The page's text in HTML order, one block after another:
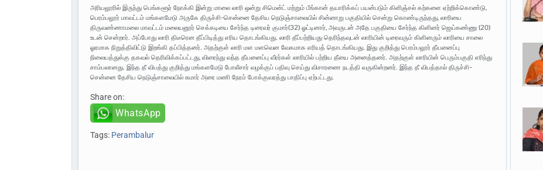
அரியலூரில் இருந்து பெங்களூர் நோக்கி இன்று மாலை லாரி ஒன்று சிமென்ட் மற்றும் பீங்கான் தயாரிக்கப் பயன்படும் கிளிஞ்சல் கற்களை ஏற்றிக்கொண்டு,
பெரம்பலூர் மாவட்டம் மங்களமேடு அருகே திருச்சி-சென்னை தேசிய நெடுஞ்சாலையில் சின்னாறு பகுதியில் சென்று கொண்டிருந்தது, லாரியை
திருவண்ணாமலை மாவட்டம் மலையனூர் செக்கடியை சேர்ந்த டிரைவர் குமார்(32) ஓட்டினார், அவருடன் அதே பகுதியை சேர்ந்த கிளினர் ஜெய்கண்ணு (20)
உடன் சென்றார். அப்போது லாரி திடீரென தீப்பிடித்து எரிய தொடங்கியது. லாரி தீப்பற்றியது தெரிந்தவுடன் லாரியின் டிரைவரும் கிளினரும் லாரியை சாலை
ஓரமாக நிறுத்திவிட்டு இறங்கி தப்பித்தனர். அதற்குள் லாரி மள மளவென வேகமாக எரியத் தொடங்கியது. இது குறித்து பெரம்பலூர் தீயனைப்பு
நிலையத்துக்கு தகவல் தெரிவிக்கப்பட்டது, விரைந்து வந்த தீயனைப்பு வீரர்கள் லாரியில் பற்றிய தீயை அனைத்தனர். அதற்குள் லாரியின் பெரும்பகுதி எரிந்து
சாம்பலானது. இந்த தீ விபத்து குறித்து மங்களமேடு போலீசார் வழக்குப் பதிவு செய்து விசாரணை நடத்தி வருகின்றனர். இந்த தீ விபத்தால் திருச்சி-
சென்னை தேசிய நெடுஞ்சாலையில் சுமார் அரை மணி நேரம் போக்குவரத்து பாதிப்பு ஏற்பட்டது.
Share on:
WhatsApp
Tags: Perambalur